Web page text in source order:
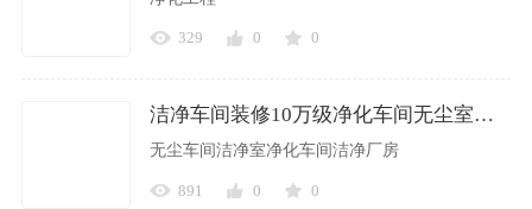
329 0 0
洁净车间装修10万级净化车间无尘室净化车间净化工程装修公司
无尘车间洁净室净化车间洁净厂房
891 0 0